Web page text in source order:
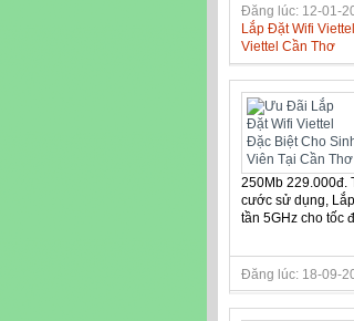
Đăng lúc: 12-01-
Lắp Đặt Wifi
Viettel Cần Thơ
250Mb 229.000đ.
cước sử dụng,
tần 5GHz cho tốc
Đăng lúc: 18-09-